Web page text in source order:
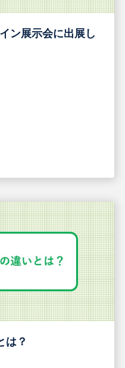
ン展示会に出展し
は？